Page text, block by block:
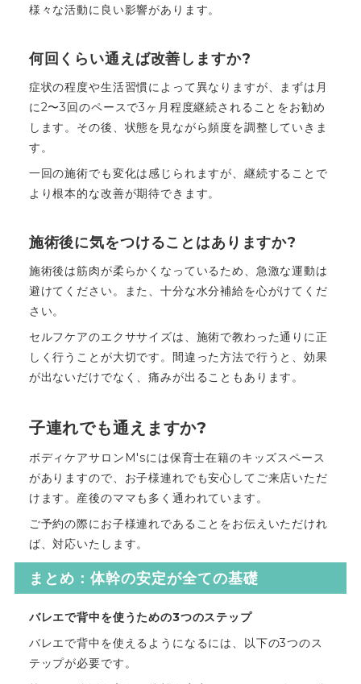
様々な活動に良い影響があります。
何回くらい通えば改善しますか?
症状の程度や生活習慣によって異なりますが、まずは月
に2〜3回のペースで3ヶ月程度継続されることをお勧め
します。その後、状態を見ながら頻度を調整していきま
す。
一回の施術でも変化は感じられますが、継続することで
より根本的な改善が期待できます。
施術後に気をつけることはありますか?
施術後は筋肉が柔らかくなっているため、急激な運動は
避けてください。また、十分な水分補給を心がけてくだ
さい。
セルフケアのエクササイズは、施術で教わった通りに正
しく行うことが大切です。間違った方法で行うと、効果
が出ないだけでなく、痛みが出ることもあります。
子連れでも通えますか?
ボディケアサロンM'sには保育士在籍のキッズスペース
がありますので、お子様連れでも安心してご来店いただ
けます。産後のママも多く通われています。
ご予約の際にお子様連れであることをお伝えいただけれ
ば、対応いたします。
まとめ：体幹の安定が全ての基礎
バレエで背中を使うための3つのステップ
バレエで背中を使えるようになるには、以下の3つのス
テップが必要です。